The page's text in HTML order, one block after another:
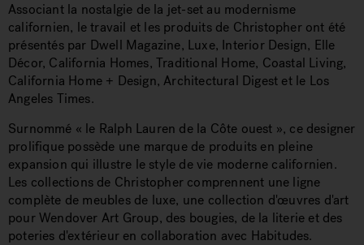
Associant la nostalgie de la jet-set au modernisme
californien, le travail et les produits de Christopher ont été
présentés par Dwell Magazine, Luxe, Interior Design, Elle
Décor, California Homes, Traditional Home, Coastal Living,
California Home + Design, Architectural Digest et le Los
Angeles Times.
Surnommé « le Ralph Lauren de la Côte ouest », ce designer
prolifique possède une marque de produits en pleine
expansion qui illustre le style de vie moderne californien.
Les collections de Christopher comprennent une ligne
complète de meubles de luxe, une collection d'œuvres d'art
pour Wendover Art Group, des bougies, de la literie et des
poteries d'extérieur en collaboration avec Habitudes.